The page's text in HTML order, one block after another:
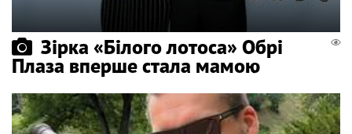
Зірка «Білого лотоса» Обрі
Плаза вперше стала мамою